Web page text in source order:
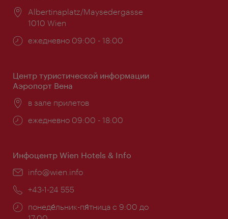
Расположение:
Albertinaplatz/Maysedergasse
1010 Wien
Часы
ежедневно 09:00 - 18:00
Центр туристической информации
Аэропорт Вена
Расположение:
в зале прилетов
Часы
ежедневно 09:00 - 18:00
Инфоцентр Wien Hotels & Info
Эл.
info@wien.info
Телефон:
+43-1-24 555
Часы
понеде́льник-пя́тница с 9:00 до